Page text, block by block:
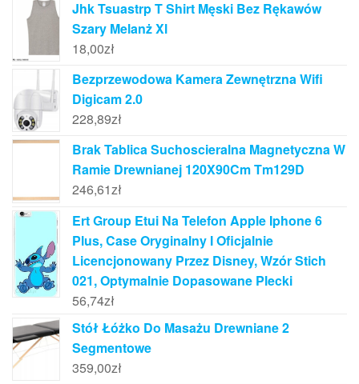
Jhk Tsuastrp T Shirt Męski Bez Rękawów
Szary Melanż Xl
18,00zł
Bezprzewodowa Kamera Zewnętrzna Wifi
Digicam 2.0
228,89zł
Brak Tablica Suchoscieralna Magnetyczna W
Ramie Drewnianej 120X90Cm Tm129D
246,61zł
Ert Group Etui Na Telefon Apple Iphone 6
Plus, Case Oryginalny I Oficjalnie
Licencjonowany Przez Disney, Wzór Stich
021, Optymalnie Dopasowane Plecki
56,74zł
Stół Łóżko Do Masażu Drewniane 2
Segmentowe
359,00zł